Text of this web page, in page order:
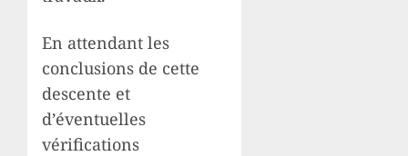
En attendant les
conclusions de cette
descente et
d’éventuelles
vérifications